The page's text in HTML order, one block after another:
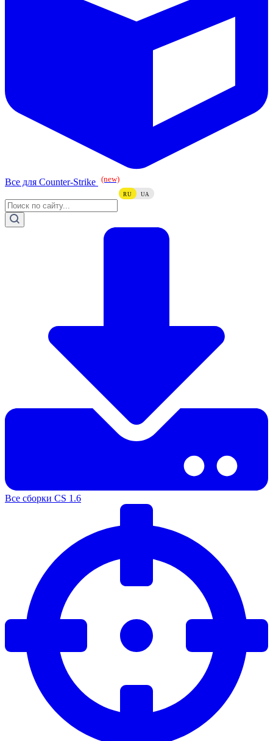
Все для Counter-Strike (new)
RU UA
Все сборки CS 1.6